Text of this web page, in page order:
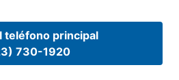
teléfono principal
730-1920